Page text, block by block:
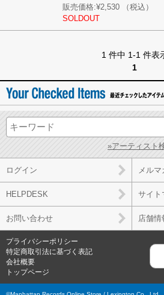
販売価格:¥2,530
（税込）
SOLDOUT
1 件中 1-1 件表
1
»アーティスト
ログイン メル
HELPDESK サイト
お問い合わせ 店舗情
プライバシーポリシー
特定商取引法に基づく表記
会社概要
トップページ